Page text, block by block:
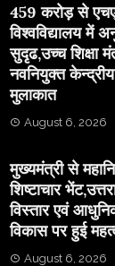
459 करोड़ से
विश्वविद्यालय में
सुदृढ,उच्च शिक्षा
नवनियुक्त
मुलाकात
August 6, 2026
मुख्यमंत्री से
शिष्टाचार
विस्तार एवं
विकास पर हुई
August 6, 2026